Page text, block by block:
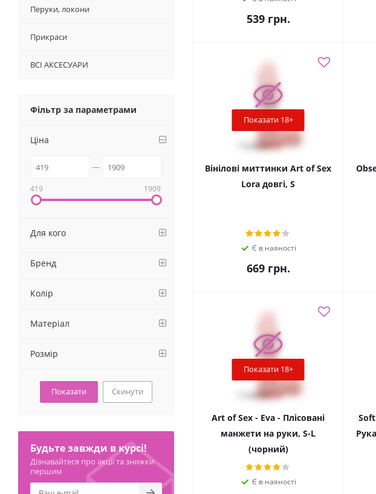
539грн.
Показати 18+
Вінілові миттинки Art of Sex
Lora довгі, S
Є в наяності
669грн.
Показати 18+
Art of Sex - Eva - Плісовані
манжети на руки, S-L
(чорний)
Є в наяності
Перуки, локони
Прикраси
ВСІ АКСЕСУАРИ
Фільтр за параметрами
Ціна
419 1909
Для кого
Бренд
Колір
Матеріал
Розмір
Скинути
Будьте завжди в курсі!
Дізнавайтеся про акції та знижки
першим